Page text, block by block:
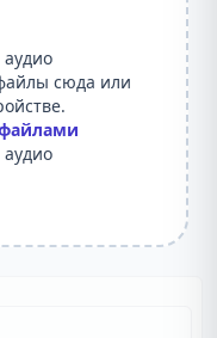
аудио
сюда или
аудио